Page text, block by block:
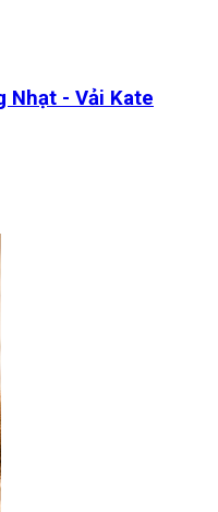
Nhạt - Vải Kate